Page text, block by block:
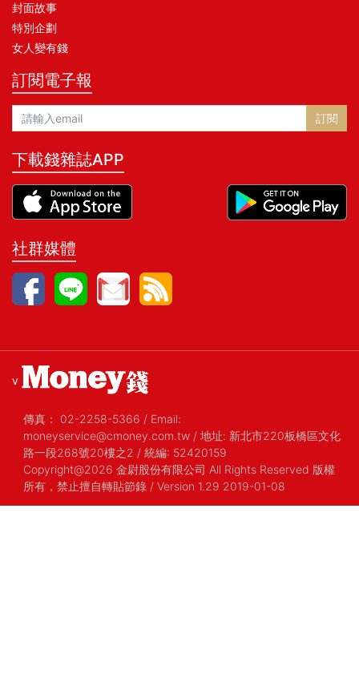
封面故事
特別企劃
女人變有錢
訂閱電子報
訂閱
下載錢雜誌APP
社群媒體
v
傳真： 02-2258-5366 / Email:
moneyservice@cmoney.com.tw / 地址: 新北市220板橋區文化
路一段268號20樓之2 / 統編: 52420159
Copyright@2026 金尉股份有限公司 All Rights Reserved 版權
所有，禁止擅自轉貼節錄 / Version 1.29 2019-01-08